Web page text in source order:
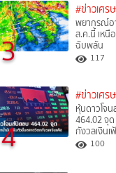
3
#ข่าวเศร
พยากรณ์อ
ส.ค.นี้ เหนื
ฉับพลัน
117
4
#ข่าวเศร
หุ้นดาวโจ
464.02 จุ
กังวลเงินเ
100